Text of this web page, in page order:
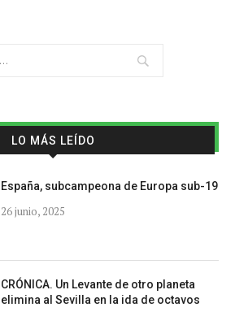
LO MÁS LEÍDO
España, subcampeona de Europa sub-19
26 junio, 2025
CRÓNICA. Un Levante de otro planeta
elimina al Sevilla en la ida de octavos